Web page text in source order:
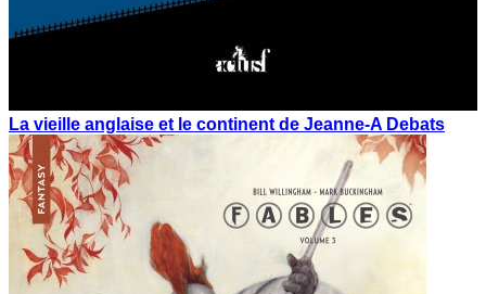
La vieille anglaise et le continent de Jeanne-A Debats